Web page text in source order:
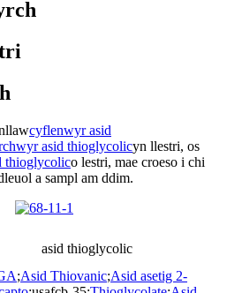
cyflenwyr asid
asid thioglycolicyn llestri, os
thioglycolico lestri, mae croeso i chi
a sampl am ddim.
asid thioglycolic
;Asid Thiovanic;Asid asetig 2-